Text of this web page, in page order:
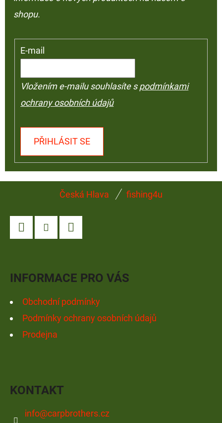
shopu.
E-mail
Vložením e-mailu souhlasíte spodmínkami
ochrany osobních údajů
PŘIHLÁSIT SE
Česká Hlava fishing4u
INFORMACE PRO VÁS
Obchodní podmínky
Podmínky ochrany osobních údajů
Prodejna
KONTAKT
info@carpbrothers.cz